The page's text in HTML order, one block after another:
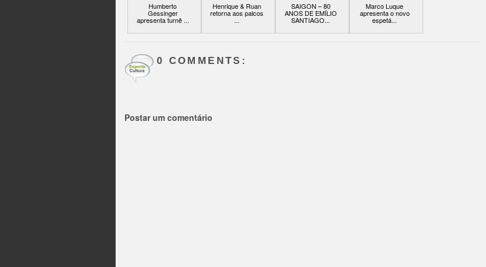
Humberto
Gessinger
apresenta turnê ...
Henrique & Ruan
retorna aos palcos
...
SAIGON – 80
ANOS DE EMÍLIO
SANTIAGO...
Marco Luque
apresenta o novo
espetá...
0 COMMENTS:
Postar um comentário